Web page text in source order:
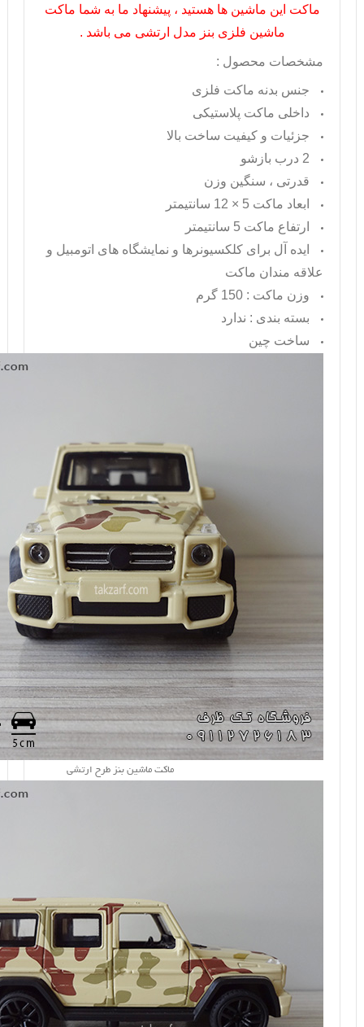
ماکت این ماشین ها هستید ، پیشنهاد ما به شما ماکت
ماشین فلزی بنز مدل ارتشی می باشد .
مشخصات محصول :
جنس بدنه ماکت فلزی
داخلی ماکت پلاستیکی
جزئیات و کیفیت ساخت بالا
2 درب بازشو
قدرتی ، سنگین وزن
ابعاد ماکت 5 × 12 سانتیمتر
ارتفاع ماکت 5 سانتیمتر
ایده آل برای کلکسیونرها و نمایشگاه های اتومبیل و
علاقه مندان ماکت
وزن ماکت : 150 گرم
بسته بندی : ندارد
ساخت چین
ماکت ماشین بنز طرح ارتشی